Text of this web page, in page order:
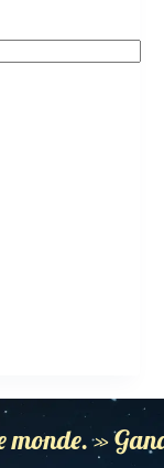
monde. »